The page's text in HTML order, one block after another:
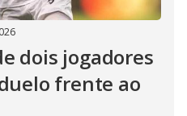
dois jogadores
frente ao